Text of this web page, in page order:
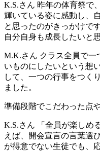
K.S.さん 昨年の体育祭で
輝いている姿に感動し、
と思ったのがきっかけで
自分自身も成長したいと
M.K.さん クラス全員で一
いものにしたいという想
して、一つの行事をつく
ました。
準備段階でこだわった点
K.S.さん 「全員が楽しめ
えば、開会宣言の言葉選
が得意でない生徒でも、